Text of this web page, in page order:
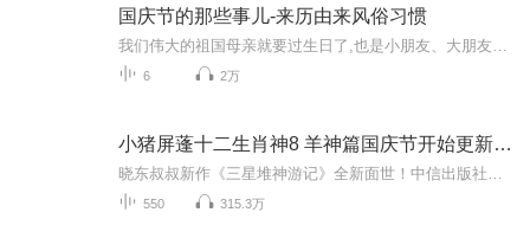
国庆节的那些事儿-来历由来风俗习惯
6 2万
小猪屏蓬十二生肖神8 羊神篇国庆节开始更新啦！
550 315.3万